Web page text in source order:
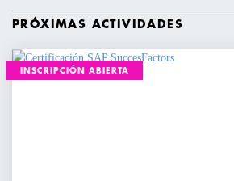
PRÓXIMAS ACTIVIDADES
INSCRIPCIÓN ABIERTA